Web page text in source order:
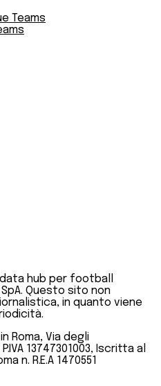
Teams
hub per football
Questo sito non
in quanto viene
Roma, Via degli
13747301003, Iscritta al
n. R.E.A 1470551